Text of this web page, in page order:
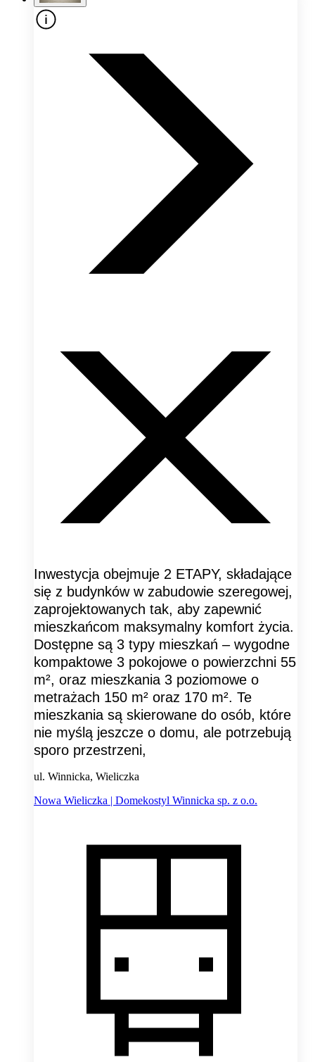
Inwestycja obejmuje 2 ETAPY, składające
się z budynków w zabudowie szeregowej,
zaprojektowanych tak, aby zapewnić
mieszkańcom maksymalny komfort życia.
Dostępne są 3 typy mieszkań – wygodne
kompaktowe 3 pokojowe o powierzchni 55
m², oraz mieszkania 3 poziomowe o
metrażach 150 m² oraz 170 m². Te
mieszkania są skierowane do osób, które
nie myślą jeszcze o domu, ale potrzebują
sporo przestrzeni,
ul. Winnicka, Wieliczka
Nowa Wieliczka | Domekostyl Winnicka sp. z o.o.